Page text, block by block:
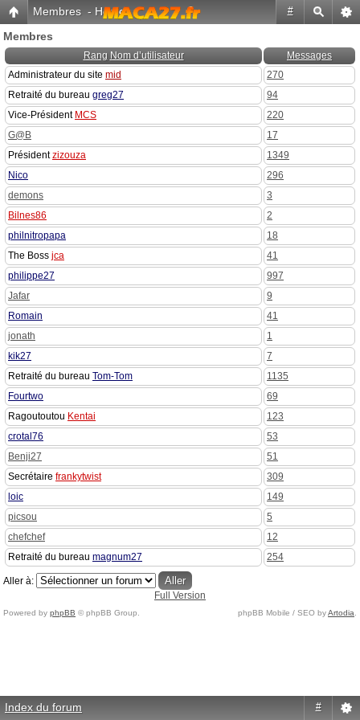
#
Membres - Home
Membres
Rang Nom d’utilisateur
Messages
Administrateur du site mid
270
Retraité du bureau greg27
94
Vice-Président MCS
220
G@B
17
Présidentzizouza
1349
Nico
296
demons
3
Bilnes86
2
philnitropapa
18
The Boss jca
41
philippe27
997
Jafar
9
Romain
41
jonath
1
kik27
7
Retraité du bureau Tom-Tom
1135
Fourtwo
69
Ragoutoutou Kentai
123
crotal76
53
Benji27
51
Secrétaire frankytwist
309
loic
149
picsou
5
chefchef
12
Retraité du bureau magnum27 254
Aller à:
Full Version
Powered by phpBB © phpBB Group. phpBB Mobile / SEO byArtodia
Index du forum #